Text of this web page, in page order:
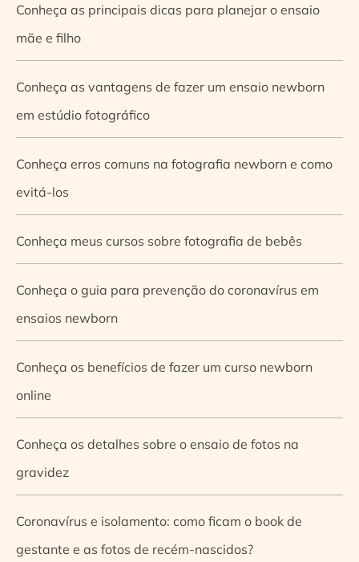
Conheça as principais dicas para planejar o ensaio
mãe e filho
Conheça as vantagens de fazer um ensaio newborn
em estúdio fotográfico
Conheça erros comuns na fotografia newborn e como
evitá-los
Conheça meus cursos sobre fotografia de bebês
Conheça o guia para prevenção do coronavírus em
ensaios newborn
Conheça os benefícios de fazer um curso newborn
online
Conheça os detalhes sobre o ensaio de fotos na
gravidez
Coronavírus e isolamento: como ficam o book de
gestante e as fotos de recém-nascidos?